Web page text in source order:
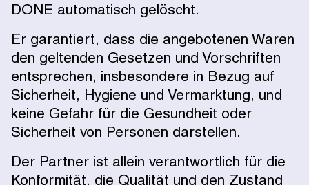
DONE automatisch gelöscht.
Er garantiert, dass die angebotenen Waren
den geltenden Gesetzen und Vorschriften
entsprechen, insbesondere in Bezug auf
Sicherheit, Hygiene und Vermarktung, und
keine Gefahr für die Gesundheit oder
Sicherheit von Personen darstellen.
Der Partner ist allein verantwortlich für die
Konformität, die Qualität und den Zustand